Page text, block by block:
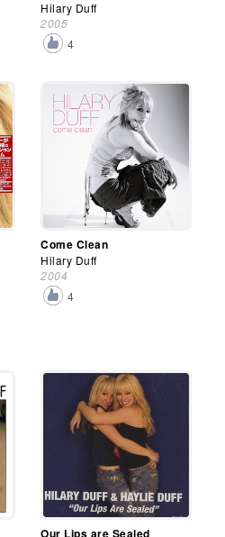
Hilary Duff
2005
4
Come Clean
Hilary Duff
2004
4
Our Lips are Sealed